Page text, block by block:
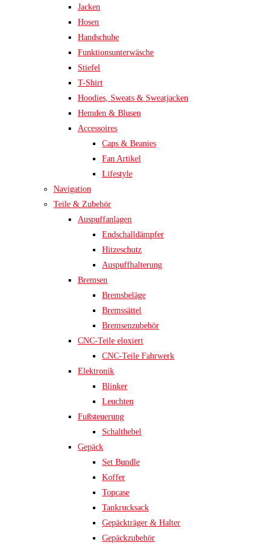
Jacken
Hosen
Handschuhe
Funktionsunterwäsche
Stiefel
T-Shirt
Hoodies, Sweats & Sweatjacken
Hemden & Blusen
Accessoires
Caps & Beanies
Fan Artikel
Lifestyle
Navigation
Teile & Zubehör
Auspuffanlagen
Endschalldämpfer
Hitzeschutz
Auspuffhalterung
Bremsen
Bremsbeläge
Bremssättel
Bremsenzubehör
CNC-Teile eloxiert
CNC-Teile Fahrwerk
Elektronik
Blinker
Leuchten
Fußsteuerung
Schalthebel
Gepäck
Set Bundle
Koffer
Topcase
Tankrucksack
Gepäckträger & Halter
Gepäckzubehör